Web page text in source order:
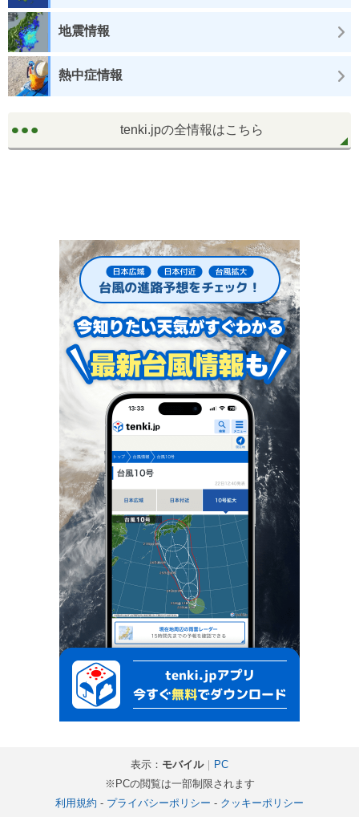
地震情報
熱中症情報
tenki.jpの全情報はこちら
表示： モバイル｜ PC
※PCの閲覧は一部制限されます
利用規約 - プライバシーポリシー - クッキーポリシー